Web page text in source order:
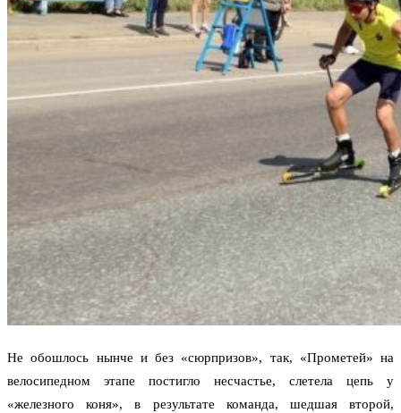
Не обошлось нынче и без «сюрпризов», так, «Прометей» на
велосипедном этапе постигло несчастье, слетела цепь у
«железного коня», в результате команда, шедшая второй,